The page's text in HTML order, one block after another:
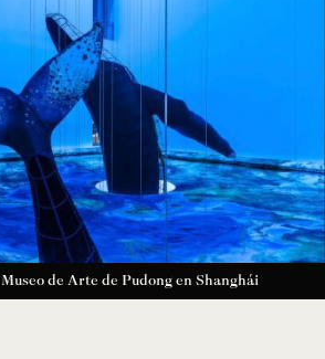
Museo de Arte de Pudong en Shanghái